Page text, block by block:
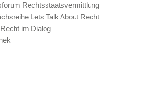
Rechtsstaatsvermittlung
Lets Talk About Recht
im Dialog